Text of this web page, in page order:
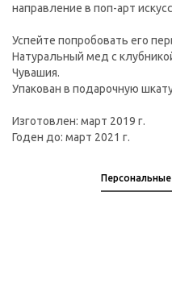
направление в поп-арт
Успейте попробовать его
Натуральный мед с
Чувашия.
Упакован в подарочную
Изготовлен: март 2019 г.
Годен до: март 2021 г.